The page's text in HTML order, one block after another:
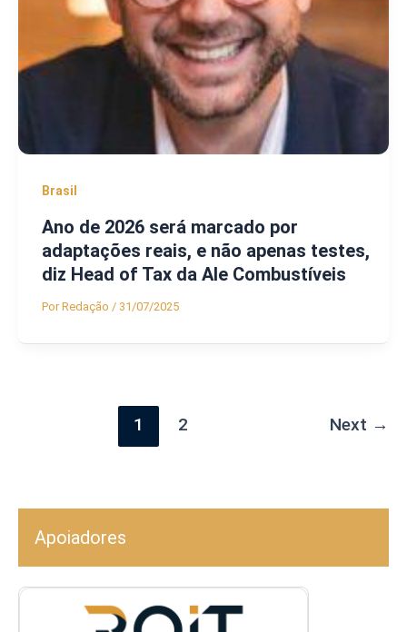
Brasil
Ano de 2026 será marcado por
adaptações reais, e não apenas testes,
diz Head of Tax da Ale Combustíveis
PorRedação / 31/07/2025
1 2 Next →
Apoiadores